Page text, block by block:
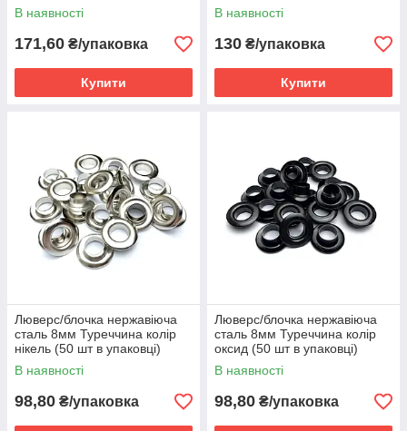
В наявності
171,60 ₴/упаковка
Купити
В наявності
130 ₴/упаковка
Купити
Люверс/блочка нержавіюча
сталь 8мм Туреччина колір
нікель (50 шт в упаковці)
В наявності
98,80 ₴/упаковка
Люверс/блочка нержавіюча
сталь 8мм Туреччина колір
оксид (50 шт в упаковці)
В наявності
98,80 ₴/упаковка